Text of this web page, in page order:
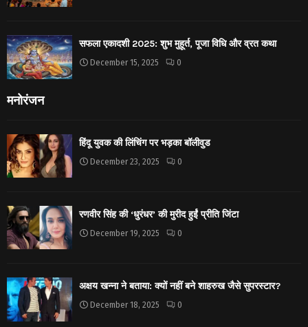
सफला एकादशी 2025: शुभ मुहूर्त, पूजा विधि और व्रत कथा
December 15, 2025 0
मनोरंजन
हिंदू युवक की लिंचिंग पर भड़का बॉलीवुड
December 23, 2025 0
रणवीर सिंह की ‘धुरंधर’ की मुरीद हुईं प्रीति जिंटा
December 19, 2025 0
अक्षय खन्ना ने बताया: क्यों नहीं बने शाहरुख जैसे सुपरस्टार?
December 18, 2025 0